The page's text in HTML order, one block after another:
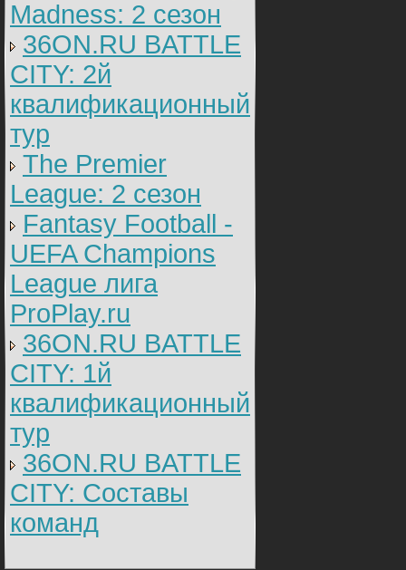
Madness: 2 сезон
36ON.RU BATTLE
CITY: 2й
квалификационный
тур
The Premier
League: 2 cезон
Fantasy Football -
UEFA Champions
League лига
ProPlay.ru
36ON.RU BATTLE
CITY: 1й
квалификационный
тур
36ON.RU BATTLE
CITY: Составы
команд